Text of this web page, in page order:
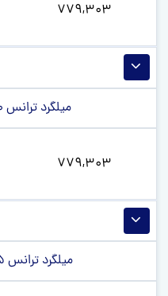
779,303
میلگرد ترانس 50 فولاد آلیاژی یزد
779,303
میلگرد ترانس 55 فولاد آلیاژی یزد